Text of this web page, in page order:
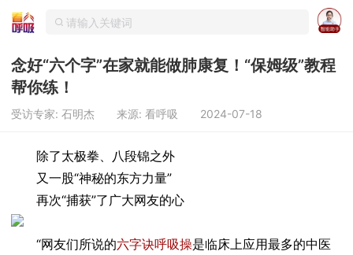
念好“六个字”在家就能做肺康复！“保姆级”教程
帮你练！
受访专家: 石明杰 来源: 看呼吸 2024-07-18
除了太极拳、八段锦之外
又一股“神秘的东方力量”
再次“捕获”了广大网友的心
“网友们所说的六字诀呼吸操是临床上应用最多的中医